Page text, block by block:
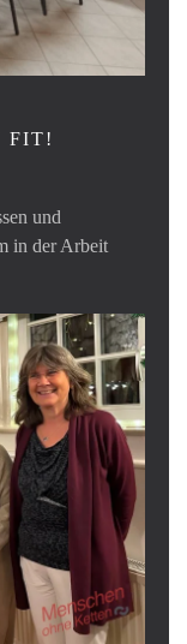
FIT!
und
in der Arbeit